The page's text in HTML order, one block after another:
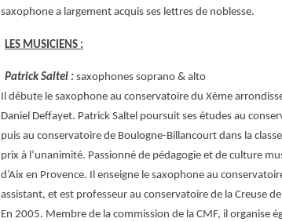
saxophone a largement acquis ses lettres de noblesse.
LES MUSICIENS :
Patrick Saltel : saxophones soprano & alto
Il débute le saxophone au conservatoire du Xème
Daniel Deffayet. Patrick Saltel poursuit ses études au
puis au conservatoire de Boulogne-Billancourt dans la
prix à l’unanimité. Passionné de pédagogie et de culture
d’Aix en Provence. Il enseigne le saxophone au
assistant, et est professeur au conservatoire de la Creuse
En 2005. Membre de la commission de la CMF, il organise